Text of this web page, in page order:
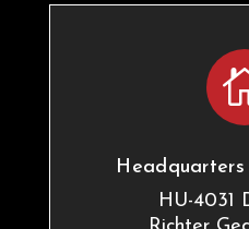
Headquarters
HU-4031